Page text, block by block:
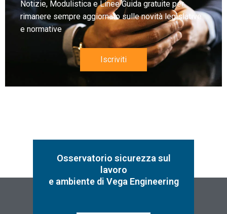
Notizie, Modulistica e Linee Guida gratuite per
rimanere sempre aggiornato sulle novità legislative
e normative
Iscriviti
Osservatorio sicurezza sul
lavoro
e ambiente di Vega Engineering